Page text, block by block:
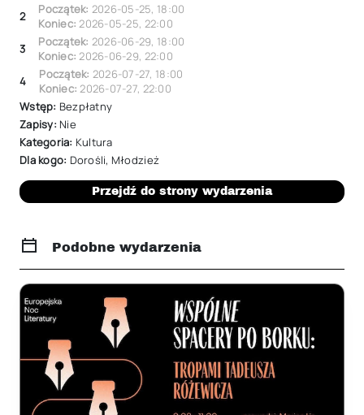
2
Początek: 2026-05-25, 18:00
Koniec:2026-05-25, 22:00
3
Początek: 2026-06-29, 18:00
Koniec:2026-06-29, 22:00
4
Początek: 2026-07-27, 18:00
Koniec:2026-07-27, 22:00
Wstęp: Bezpłatny
Zapisy: Nie
Kategoria: Kultura
Dla kogo: Dorośli, Młodzież
Przejdź do strony wydarzenia
Podobne wydarzenia